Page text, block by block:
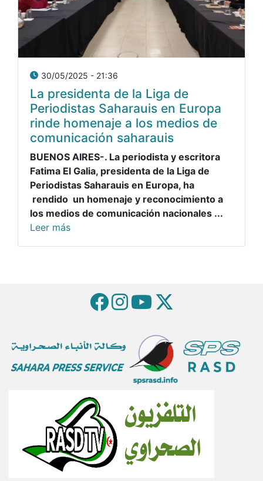
30/05/2025 - 21:36
La presidenta de la Liga de
Periodistas Saharauis en Europa
rinde homenaje a los medios de
comunicación saharauis
BUENOS AIRES-. La periodista y escritora
Fatima El Galia, presidenta de la Liga de
Periodistas Saharauis en Europa, ha
rendido un homenaje y reconocimiento a
los medios de comunicación nacionales ...
Leer más